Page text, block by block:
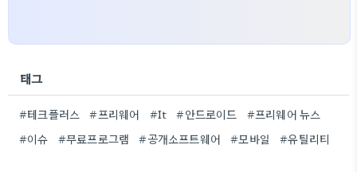
태그
#테크플러스 #프리웨어 #It #안드로이드
#프리웨어 뉴스
#이슈
#무료프로그램 #공개소프트웨어 #모바일 #유틸리티